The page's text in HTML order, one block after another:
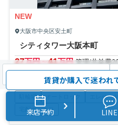
NEW
大阪市中央区安土町
シティタワー大阪本町
27万円～41万円管理/共益費
53.28㎡～66.24㎡ (2LDK～3LDK) /
地下鉄御堂筋線「本町」駅 徒歩5
駐輪場 オートロック エレベータ
宅配ボックス
検索条件を変更
賃貸か購入で迷われ
来店予約 LINE